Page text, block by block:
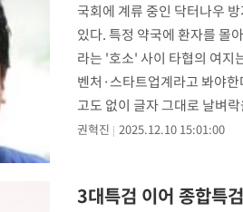
국회에 계류 중인 닥터나우
있다. 특정 약국에 환자를 몰
라는 '호소' 사이 타협의 여지
벤처·스타트업계라고 봐야
고도 없이 글자 그대로 날벼
도 이들의 절박
권혁진 2025.12.10 15:01:00
3대특검 이어 종합특